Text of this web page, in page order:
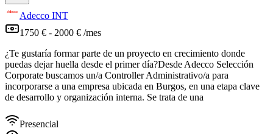
Adecco INT
1750 € - 2000 € /mes
¿Te gustaría formar parte de un proyecto en crecimiento donde
puedas dejar huella desde el primer día?Desde Adecco Selección
Corporate buscamos un/a Controller Administrativo/a para
incorporarse a una empresa ubicada en Burgos, en una etapa clave
de desarrollo y organización interna. Se trata de una
Presencial